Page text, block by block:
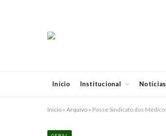
Início Institucional Notícias
Início » Arquivo » Posse Sindicato dos